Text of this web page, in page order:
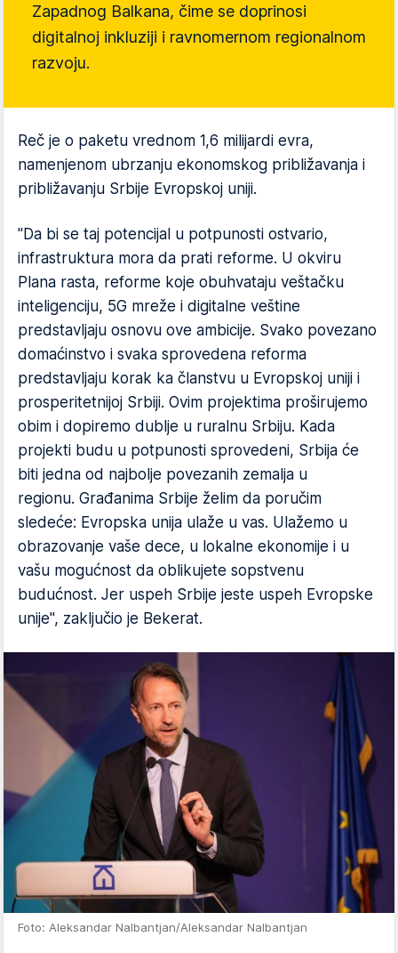
Zapadnog Balkana, čime se doprinosi
digitalnoj inkluziji i ravnomernom regionalnom
razvoju.
Reč je o paketu vrednom 1,6 milijardi evra,
namenjenom ubrzanju ekonomskog približavanja i
približavanju Srbije Evropskoj uniji.
"Da bi se taj potencijal u potpunosti ostvario,
infrastruktura mora da prati reforme. U okviru
Plana rasta, reforme koje obuhvataju veštačku
inteligenciju, 5G mreže i digitalne veštine
predstavljaju osnovu ove ambicije. Svako povezano
domaćinstvo i svaka sprovedena reforma
predstavljaju korak ka članstvu u Evropskoj uniji i
prosperitetnijoj Srbiji. Ovim projektima proširujemo
obim i dopiremo dublje u ruralnu Srbiju. Kada
projekti budu u potpunosti sprovedeni, Srbija će
biti jedna od najbolje povezanih zemalja u
regionu. Građanima Srbije želim da poručim
sledeće: Evropska unija ulaže u vas. Ulažemo u
obrazovanje vaše dece, u lokalne ekonomije i u
vašu mogućnost da oblikujete sopstvenu
budućnost. Jer uspeh Srbije jeste uspeh Evropske
unije", zaključio je Bekerat.
Foto: Aleksandar Nalbantjan/Aleksandar Nalbantjan